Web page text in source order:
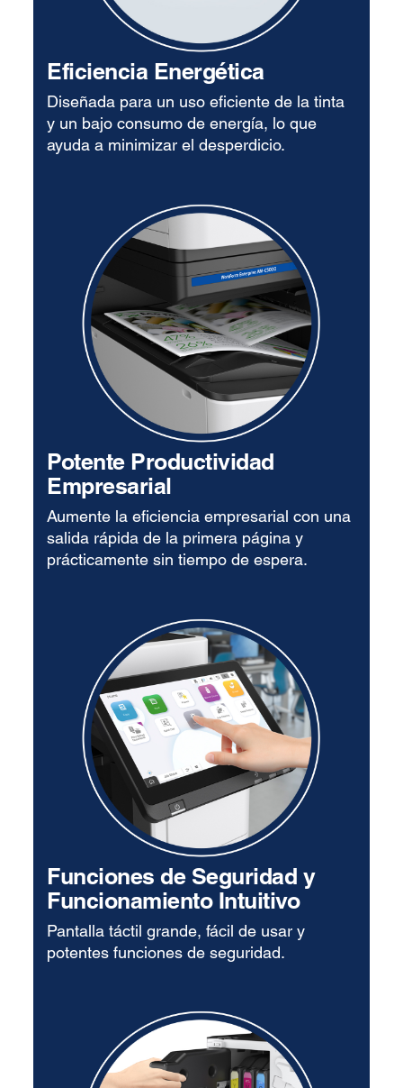
Eficiencia Energética
Diseñada para un uso eficiente de la tinta
y un bajo consumo de energía, lo que
ayuda a minimizar el desperdicio.
Potente Productividad
Empresarial
Aumente la eficiencia empresarial con una
salida rápida de la primera página y
prácticamente sin tiempo de espera.
Funciones de Seguridad y
Funcionamiento Intuitivo
Pantalla táctil grande, fácil de usar y
potentes funciones de seguridad.